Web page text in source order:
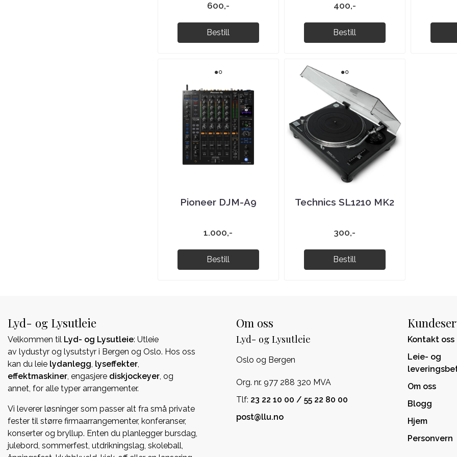
600,-
Bestill
400,-
Bestill
Pioneer DJM-A9
1.000,-
Bestill
Technics SL1210 MK2
300,-
Bestill
Lyd- og Lysutleie
Velkommen til Lyd- og Lysutleie: Utleie
av lydustyr og lysutstyr i Bergen og Oslo. Hos oss
kan du leie lydanlegg, lyseffekter,
effektmaskiner, engasjere diskjockeyer, og
annet, for alle typer arrangementer.
Vi leverer løsninger som passer alt fra små private
fester til større firmaarrangementer, konferanser,
konserter og bryllup. Enten du planlegger bursdag,
julebord, sommerfest, utdrikningslag, skoleball,
Om oss
Lyd- og Lysutleie
Oslo og Bergen
Org. nr. 977 288 320 MVA
Tlf: 23 22 10 00 / 55 22 80 00
post@llu.no
Kontakt oss
Leie- og
Om oss
Blogg
Hjem
Personvern